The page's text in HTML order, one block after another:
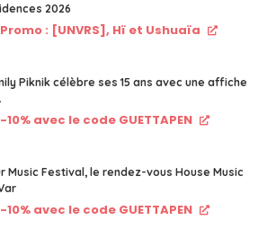
2026
Promo : [UNVRS], Hï et Ushuaïa
Piknik célèbre ses 15 ans avec une affiche
-10% avec le code GUETTAPEN
Music Festival, le rendez-vous House Music
-10% avec le code GUETTAPEN